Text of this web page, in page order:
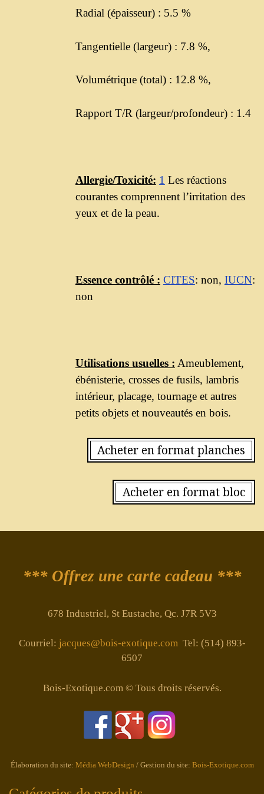
Radial (épaisseur) : 5.5 %
Tangentielle (largeur) : 7.8 %,
Volumétrique (total) : 12.8 %,
Rapport T/R (largeur/profondeur) : 1.4
Allergie/Toxicité: 1 Les réactions
courantes comprennent l’irritation des
yeux et de la peau.
Essence contrôlé : CITES: non, IUCN:
non
Utilisations usuelles : Ameublement,
ébénisterie, crosses de fusils, lambris
intérieur, placage, tournage et autres
petits objets et nouveautés en bois.
Acheter en format planches
Acheter en format bloc
*** Offrez une carte cadeau ***
678 Industriel, St Eustache, Qc. J7R 5V3
Courriel: jacques@bois-exotique.comTel: (514) 893-
6507
Bois-Exotique.com © Tous droits réservés.
Élaboration du site: Média WebDesign / Gestion du site: Bois-Exotique.com